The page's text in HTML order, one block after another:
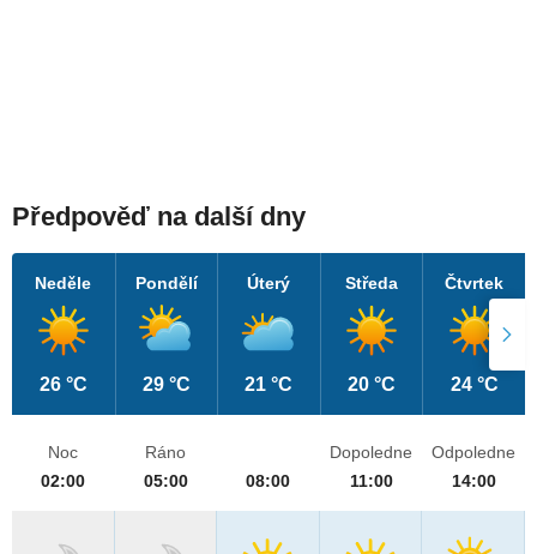
Předpověď na další dny
Neděle
26 °C
Pondělí
29 °C
Úterý
21 °C
Středa
20 °C
Čtvrtek
24 °C
Noc
02:00
Ráno
05:00
08:00
Dopoledne
11:00
Odpoledne
14:00